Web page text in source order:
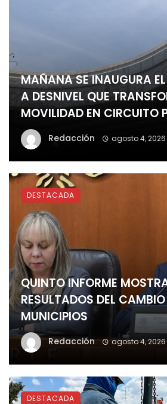
MAÑANA SE INAUGURA
A DESNIVEL QUE
MOVILIDAD EN CIRCUITO
Redacción agosto 4, 2026
QUINTO INFORME
RESULTADOS DEL
MUNICIPIOS
Redacción agosto 4, 2026
DESTACADA
DESTACADA